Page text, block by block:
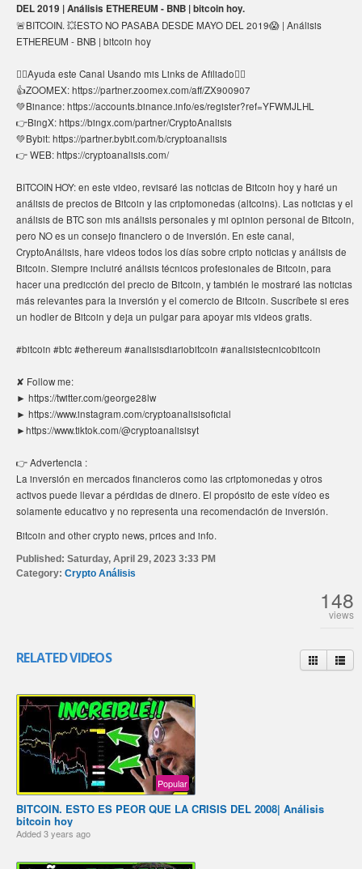
DEL 2019 | Análisis ETHEREUM - BNB | bitcoin hoy.
🚨BITCOIN. 💥ESTO NO PASABA DESDE MAYO DEL 2019😱 | Análisis
ETHEREUM - BNB | bitcoin hoy
👇🏻Ayuda este Canal Usando mis Links de Afiliado👇🏻
👍ZOOMEX: https://partner.zoomex.com/aff/ZX900907
💚Binance: https://accounts.binance.info/es/register?ref=YFWMJLHL
👉BingX: https://bingx.com/partner/CryptoAnalisis
💚Bybit: https://partner.bybit.com/b/cryptoanalisis
👉 WEB: https://cryptoanalisis.com/
BITCOIN HOY: en este video, revisaré las noticias de Bitcoin hoy y haré un
análisis de precios de Bitcoin y las criptomonedas (altcoins). Las noticias y el
análisis de BTC son mis análisis personales y mi opinion personal de Bitcoin,
pero NO es un consejo financiero o de inversión. En este canal,
CryptoAnálisis, hare videos todos los días sobre cripto noticias y análisis de
Bitcoin. Siempre incluiré análisis técnicos profesionales de Bitcoin, para
hacer una predicción del precio de Bitcoin, y también le mostraré las noticias
más relevantes para la inversión y el comercio de Bitcoin. Suscríbete si eres
un hodler de Bitcoin y deja un pulgar para apoyar mis videos gratis.
#bitcoin #btc #ethereum #analisisdiariobitcoin #analisistecnicobitcoin
✘ Follow me:
► https://twitter.com/george28lw
► https://www.instagram.com/cryptoanalisisoficial
►https://www.tiktok.com/@cryptoanalisisyt
👉 Advertencia :
La inversión en mercados financieros como las criptomonedas y otros
activos puede llevar a pérdidas de dinero. El propósito de este vídeo es
solamente educativo y no representa una recomendación de inversión.
Bitcoin and other crypto news, prices and info.
Published: Saturday, April 29, 2023 3:33 PM
Category: Crypto Análisis
148
views
RELATED VIDEOS
Popular
BITCOIN. ESTO ES PEOR QUE LA CRISIS DEL 2008️️| Análisis
bitcoin hoy
Added3 years ago